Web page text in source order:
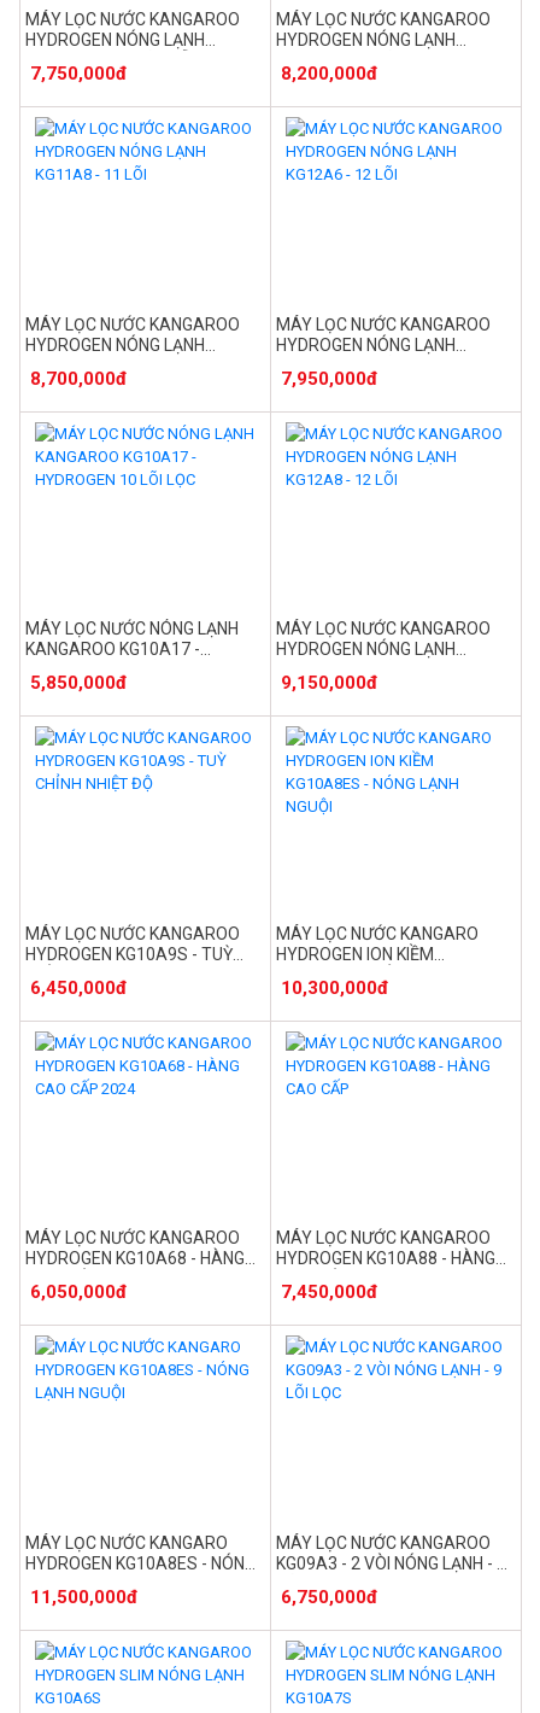
MÁY LỌC NƯỚC KANGAROO
HYDROGEN NÓNG LẠNH
KG10AP2 - 10 LÕI, MẪU 2024
7,750,000đ
MÁY LỌC NƯỚC KANGAROO
HYDROGEN NÓNG LẠNH
KG11A6 - 11 LÕI
8,200,000đ
MÁY LỌC NƯỚC KANGAROO
HYDROGEN NÓNG LẠNH
8,700,000đ
MÁY LỌC NƯỚC KANGAROO
HYDROGEN NÓNG LẠNH
7,950,000đ
MÁY LỌC NƯỚC NÓNG LẠNH
KANGAROO KG10A17 -
HYDROGEN 10 LÕI LỌC
5,850,000đ
MÁY LỌC NƯỚC KANGAROO
HYDROGEN NÓNG LẠNH
KG12A8 - 12 LÕI
9,150,000đ
MÁY LỌC NƯỚC KANGAROO
HYDROGEN KG10A9S - TUỲ
6,450,000đ
MÁY LỌC NƯỚC KANGARO
HYDROGEN ION KIỀM
10,300,000đ
MÁY LỌC NƯỚC KANGAROO
HYDROGEN KG10A68 - HÀNG
CAO CẤP 2024
6,050,000đ
MÁY LỌC NƯỚC KANGAROO
HYDROGEN KG10A88 - HÀNG
7,450,000đ
MÁY LỌC NƯỚC KANGARO
HYDROGEN KG10A8ES - NÓNG
11,500,000đ
MÁY LỌC NƯỚC KANGAROO
KG09A3 - 2 VÒI NÓNG LẠNH - 9
6,750,000đ